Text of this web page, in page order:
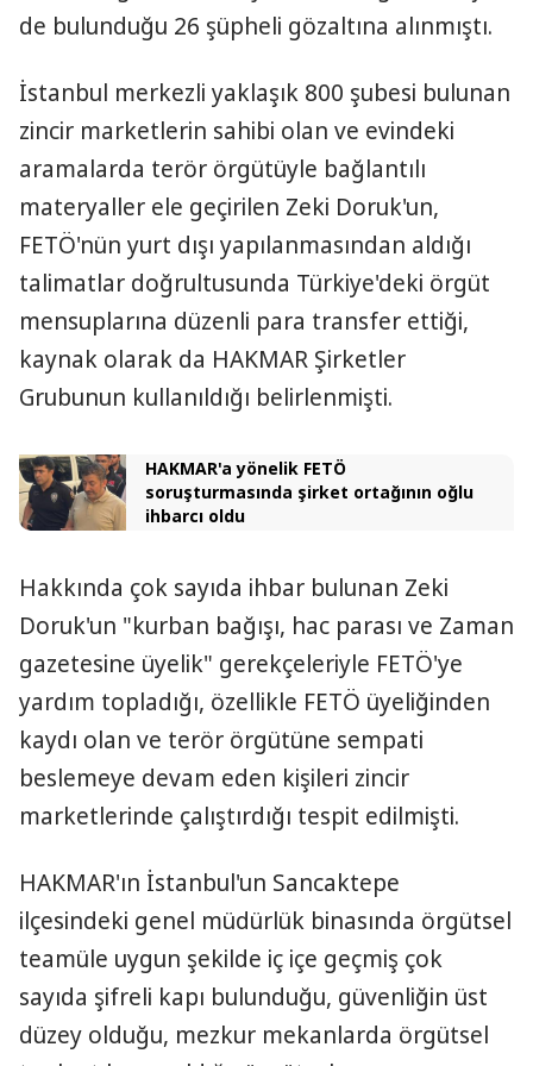
de bulunduğu 26 şüpheli gözaltına alınmıştı.
İstanbul merkezli yaklaşık 800 şubesi bulunan
zincir marketlerin sahibi olan ve evindeki
aramalarda terör örgütüyle bağlantılı
materyaller ele geçirilen Zeki Doruk'un,
FETÖ'nün yurt dışı yapılanmasından aldığı
talimatlar doğrultusunda Türkiye'deki örgüt
mensuplarına düzenli para transfer ettiği,
kaynak olarak da HAKMAR Şirketler
Grubunun kullanıldığı belirlenmişti.
HAKMAR'a yönelik FETÖ
soruşturmasında şirket ortağının oğlu
ihbarcı oldu
Hakkında çok sayıda ihbar bulunan Zeki
Doruk'un "kurban bağışı, hac parası ve Zaman
gazetesine üyelik" gerekçeleriyle FETÖ'ye
yardım topladığı, özellikle FETÖ üyeliğinden
kaydı olan ve terör örgütüne sempati
beslemeye devam eden kişileri zincir
marketlerinde çalıştırdığı tespit edilmişti.
HAKMAR'ın İstanbul'un Sancaktepe
ilçesindeki genel müdürlük binasında örgütsel
teamüle uygun şekilde iç içe geçmiş çok
sayıda şifreli kapı bulunduğu, güvenliğin üst
düzey olduğu, mezkur mekanlarda örgütsel